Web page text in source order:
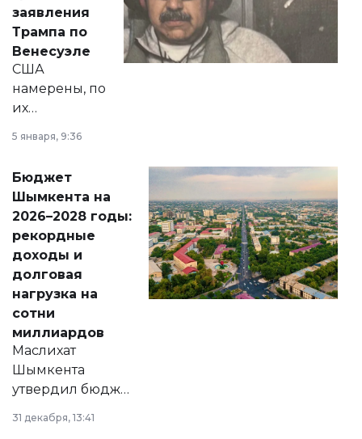
экономики и
личного здоровья.
заявления
Трампа по
Венесуэле
США
намерены, по
их
принести
народу
Венесуэлы.
5 января, 9:36
Бюджет
Шымкента на
2026–2028 годы:
рекордные
доходы и
долговая
нагрузка на
сотни
миллиардов
Маслихат
Шымкента
утвердил бюджет
города на 2026–
2028 годы.
31 декабря, 13:41